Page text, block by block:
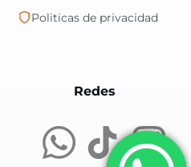
RedesCentral Shop es
Politicas de privacidad